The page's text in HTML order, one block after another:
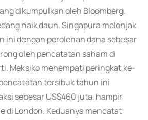
dikumpulkan oleh Bloomberg.
naik daun. Singapura melonjak
ini dengan perolehan dana sebesar
oleh pencatatan saham di
Meksiko menempati peringkat ke-
tersibuk tahun ini
sebesar US$460 juta, hampir
di London. Keduanya mencatat